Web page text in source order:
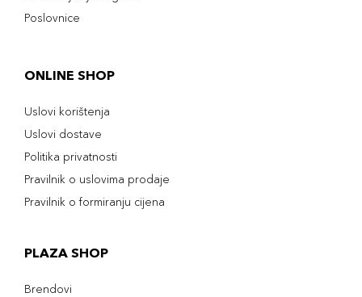
Poslovnice
ONLINE SHOP
Uslovi korištenja
Uslovi dostave
Politika privatnosti
Pravilnik o uslovima prodaje
Pravilnik o formiranju cijena
PLAZA SHOP
Brendovi